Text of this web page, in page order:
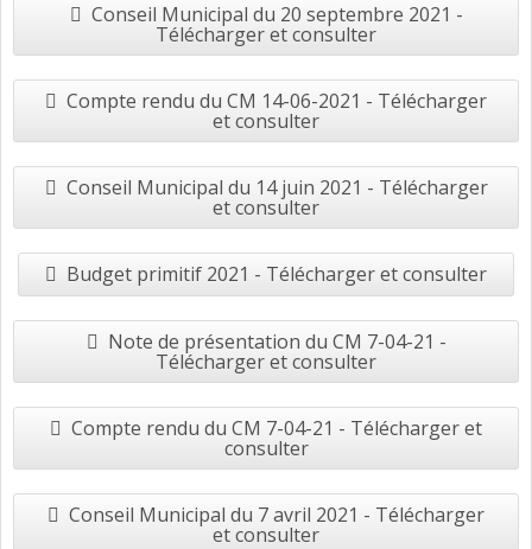
Conseil Municipal du 20 septembre 2021 -
Télécharger et consulter
Compte rendu du CM 14-06-2021 - Télécharger
et consulter
Conseil Municipal du 14 juin 2021 - Télécharger
et consulter
Budget primitif 2021 - Télécharger et consulter
Note de présentation du CM 7-04-21 -
Télécharger et consulter
Compte rendu du CM 7-04-21 - Télécharger et
consulter
Conseil Municipal du 7 avril 2021 - Télécharger
et consulter